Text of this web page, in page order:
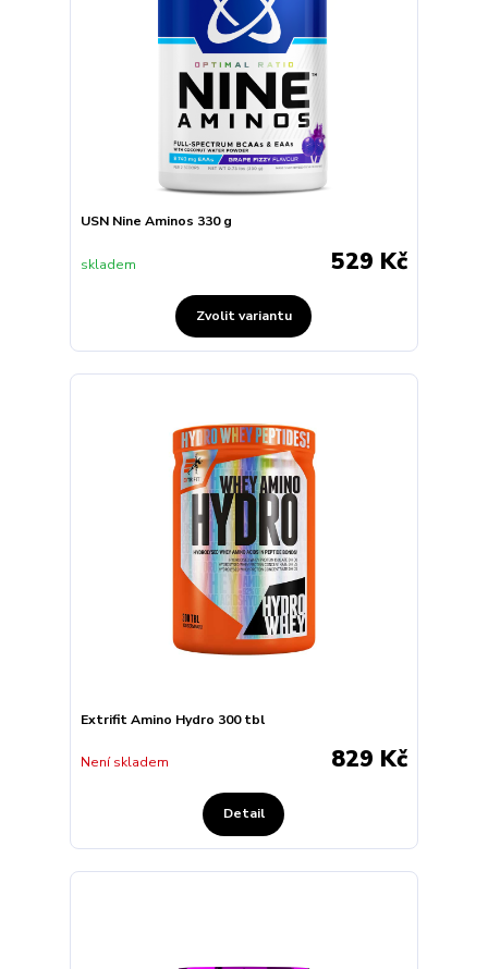
USN Nine Aminos 330 g
529 Kč
skladem
Zvolit variantu
Extrifit Amino Hydro 300 tbl
829 Kč
Není skladem
Detail